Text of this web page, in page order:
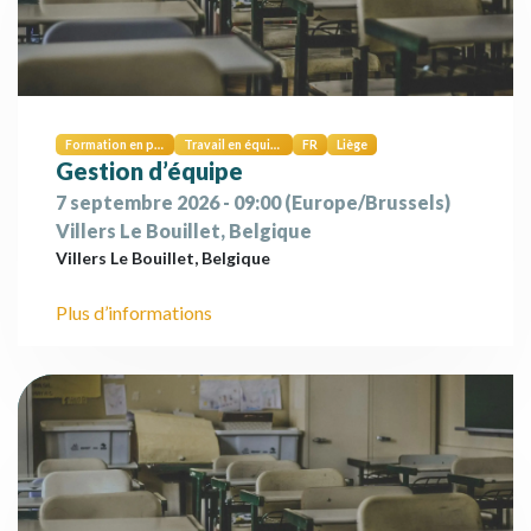
Formation en présentiel Travail en équipe et collaboration FR Liège
Gestion d’équipe
7 septembre 2026- 09:00(Europe/Brussels)
Villers Le Bouillet, Belgique
Villers Le Bouillet, Belgique
Plus d’informations